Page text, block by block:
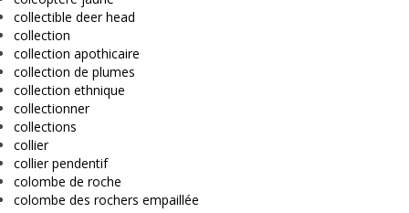
collectible deer head
collection
collection apothicaire
collection de plumes
collection ethnique
collectionner
collections
collier
collier pendentif
colombe de roche
colombe des rochers empaillée